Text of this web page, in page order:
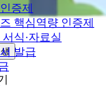
증제
핵심역량 인증제
서식·자료실
발급